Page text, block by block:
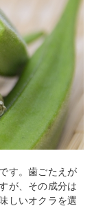
す。歯ごたえが
が、その成分は
しいオクラを選